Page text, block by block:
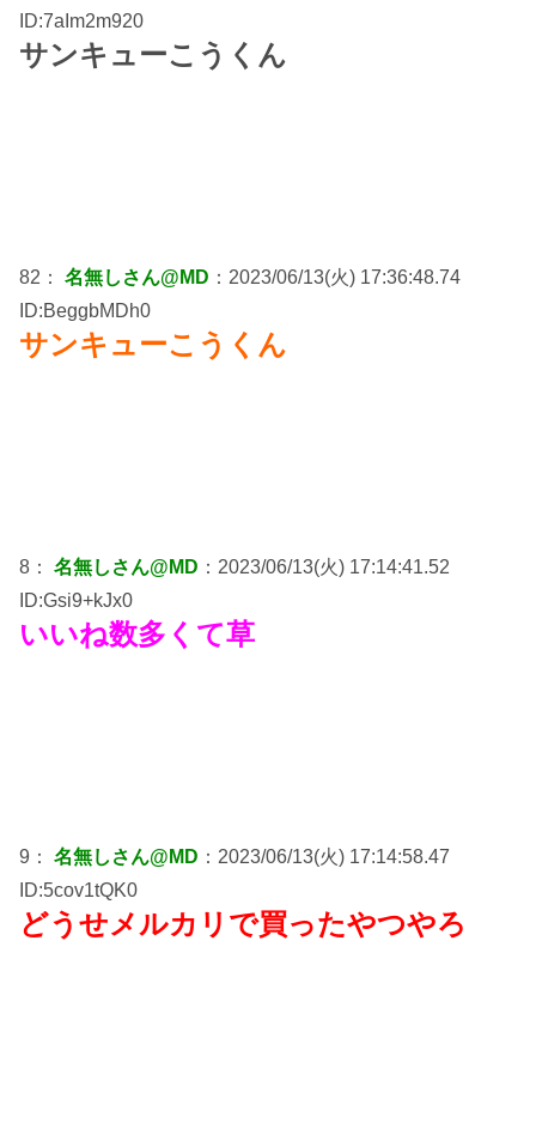
ID:7aIm2m920
サンキューこうくん
82： 名無しさん@MD ：2023/06/13(火) 17:36:48.74
ID:BeggbMDh0
サンキューこうくん
8： 名無しさん@MD ：2023/06/13(火) 17:14:41.52
ID:Gsi9+kJx0
いいね数多くて草
9： 名無しさん@MD ：2023/06/13(火) 17:14:58.47
ID:5cov1tQK0
どうせメルカリで買ったやつやろ